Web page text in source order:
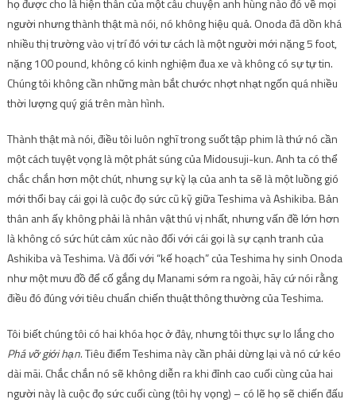
họ được cho là hiện thân của một câu chuyện anh hùng nào đó về mọi
người nhưng thành thật mà nói, nó không hiệu quả. Onoda đã dồn khá
nhiều thị trường vào vị trí đó với tư cách là một người mới nặng 5 foot,
nặng 100 pound, không có kinh nghiệm đua xe và không có sự tự tin.
Chúng tôi không cần những màn bắt chước nhợt nhạt ngốn quá nhiều
thời lượng quý giá trên màn hình.
Thành thật mà nói, điều tôi luôn nghĩ trong suốt tập phim là thứ nó cần
một cách tuyệt vọng là một phát súng của Midousuji-kun. Anh ta có thể
chắc chắn hơn một chút, nhưng sự kỳ lạ của anh ta sẽ là một luồng gió
mới thổi bay cái gọi là cuộc đọ sức cũ kỹ giữa Teshima và Ashikiba. Bản
thân anh ấy không phải là nhân vật thú vị nhất, nhưng vấn đề lớn hơn
là không có sức hút cảm xúc nào đối với cái gọi là sự cạnh tranh của
Ashikiba và Teshima. Và đối với “kế hoạch” của Teshima hy sinh Onoda
như một mưu đồ để cố gắng dụ Manami sớm ra ngoài, hãy cứ nói rằng
điều đó đúng với tiêu chuẩn chiến thuật thông thường của Teshima.
Tôi biết chúng tôi có hai khóa học ở đây, nhưng tôi thực sự lo lắng cho
Phá vỡ giới hạn. Tiêu điểm Teshima này cần phải dừng lại và nó cứ kéo
dài mãi. Chắc chắn nó sẽ không diễn ra khi đỉnh cao cuối cùng của hai
người này là cuộc đọ sức cuối cùng (tôi hy vọng) – có lẽ họ sẽ chiến đấu